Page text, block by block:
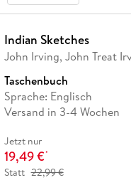
Indian Sketches
John Irving, John Treat
Taschenbuch
Sprache: Englisch
Versand in 3-4 Wochen
Jetzt nur
19,49 €*
Statt 22,99 €